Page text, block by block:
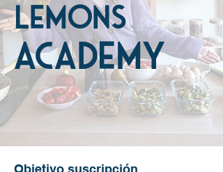
lemons
academy
Objetivo suscripción